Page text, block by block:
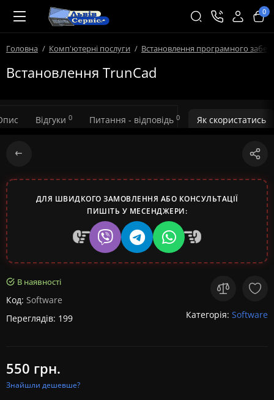
0
Головна Комп'ютерні послуги Встановлення програмного
Встановлення TrunCad
Відгуки 0 Питання - відповідь 0 Як скористатись
ДЛЯ ШВИДКОГО ЗАМОВЛЕННЯ АБО КОНСУЛЬТАЦІЇ
ПИШІТЬ У МЕСЕНДЖЕРИ:
В наявності
Код: Software
Переглядів: 199
Категорія: Software
550 грн.
Знайшли дешевше?